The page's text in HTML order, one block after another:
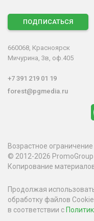
ПОДПИСАТЬСЯ
660068, Красноярск
Мичурина, 3в, оф.405
+7 391 219 01 19
forest@pgmedia.ru
Возрастное
© 2012-2026
Копирование
Продолжая
обработку файлов
в соответствии с